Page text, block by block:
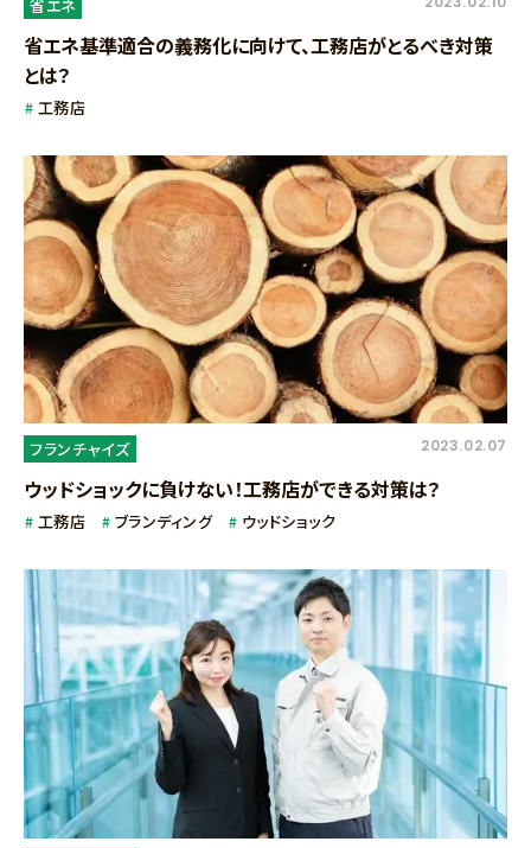
省エネ
省エネ基準適合の義務化に向けて、工務店がとるべき対策
とは？
工務店
フランチャイズ 2023.02.07
ウッドショックに負けない！工務店ができる対策は？
工務店 ブランディング ウッドショック